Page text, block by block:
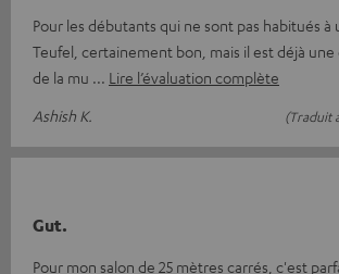
Pour les débutants qui ne sont pas habitués à
Teufel, certainement bon, mais il est déjà une
de la mu
Lire l’évaluation complète
Ashish K.
(Traduit
Gut.
Pour mon salon de 25 mètres carrés, c'est